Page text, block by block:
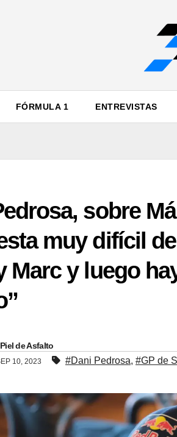
FÓRMULA 1 ENTREVISTAS
sobre
muy difícil
Marc y luego
Piel de Asfalto
10, 2023 #Dani Pedrosa, #GP de